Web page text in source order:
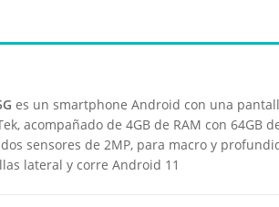
es un smartphone Android con una
acompañado de 4GB de RAM con
sensores de 2MP, para macro y
lateral y corre Android 11